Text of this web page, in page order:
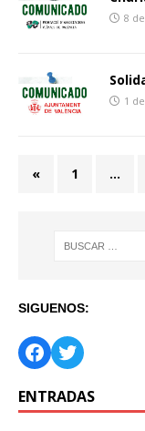
8
1
« 1 …
SIGUENOS:
ENTRADAS